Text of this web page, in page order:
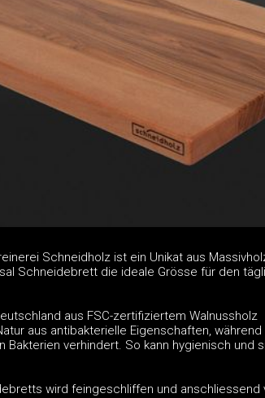
Schneidholz ist ein Unikat aus
Schneidebrett die ideale Grösse für den
aus FSC-zertifiziertem Walnussholz
aus antibakterielle Eigenschaften, während
verhindert. So kann hygienisch und
wird feingeschliffen und anschliessend